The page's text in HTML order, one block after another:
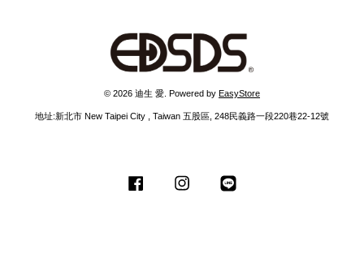
© 2026 迪生 愛. Powered by EasyStore
地址:新北市 New Taipei City , Taiwan 五股區, 248民義路一段220巷22-12號
Facebook Instagram